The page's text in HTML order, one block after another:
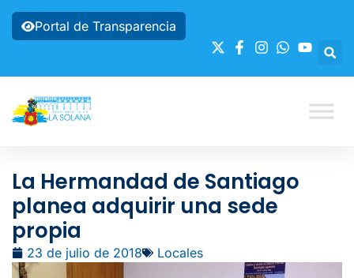
Portal de Transparencia
La Hermandad de Santiago
planea adquirir una sede
propia
23 de julio de 2018 Locales